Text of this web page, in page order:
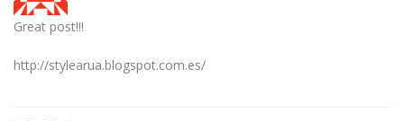
Great post!!!
http://stylearua.blogspot.com.es/